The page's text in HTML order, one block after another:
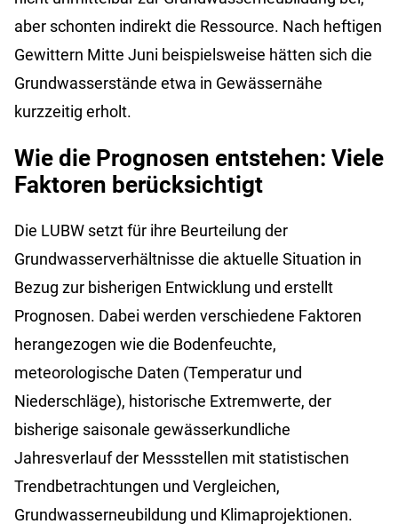
aber schonten indirekt die Ressource. Nach heftigen
Gewittern Mitte Juni beispielsweise hätten sich die
Grundwasserstände etwa in Gewässernähe
kurzzeitig erholt.
Wie die Prognosen entstehen: Viele
Faktoren berücksichtigt
Die LUBW setzt für ihre Beurteilung der
Grundwasserverhältnisse die aktuelle Situation in
Bezug zur bisherigen Entwicklung und erstellt
Prognosen. Dabei werden verschiedene Faktoren
herangezogen wie die Bodenfeuchte,
meteorologische Daten (Temperatur und
Niederschläge), historische Extremwerte, der
bisherige saisonale gewässerkundliche
Jahresverlauf der Messstellen mit statistischen
Trendbetrachtungen und Vergleichen,
Grundwasserneubildung und Klimaprojektionen.